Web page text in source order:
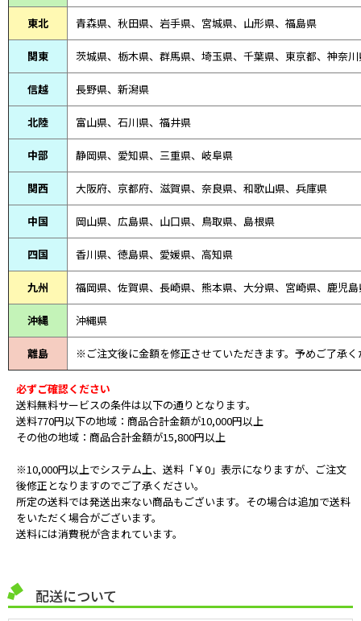
東北 青森県、 秋田県、 岩手県、宮城県、山形県、福島県
関東 茨城県、栃木県、群馬県、埼玉県、千葉県、東京都、神奈
信越 長野県、新潟県
北陸 富山県、 石川県、 福井県
中部 静岡県、 愛知県、 三重県、 岐阜県
関西 大阪府、京都府、滋賀県、奈良県、和歌山県、兵庫県
中国 岡山県、広島県、山口県、鳥取県、島根県
四国 香川県、徳島県、愛媛県、高知県
九州 福岡県、佐賀県、長崎県、熊本県、大分県、宮崎県、鹿児
沖縄 沖縄県
離島 ※ご注文後に金額を修正させていただきます。予めご了承く
必ずご確認ください
送料無料サービスの条件は以下の通りとなります。
送料770円以下の地域：商品合計金額が10,000円以上
その他の地域：商品合計金額が15,800円以上
※10,000円以上でシステム上、送料「￥0」表示になりますが、ご注文
後修正となりますのでご了承ください。
所定の送料では発送出来ない商品もございます。その場合は追加で送料
をいただく場合がございます。
送料には消費税が含まれています。
配送について